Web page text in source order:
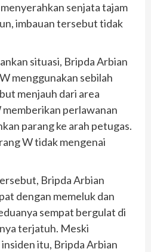
senjata tajam
imbauan tersebut tidak
situasi, Bripda Arbian
menggunakan sebilah
menjauh dari area
perlawanan
parang ke arah petugas.
W tidak mengenai
Bripda Arbian
dengan memeluk dan
sempat bergulat di
terjatuh. Meski
itu, Bripda Arbian